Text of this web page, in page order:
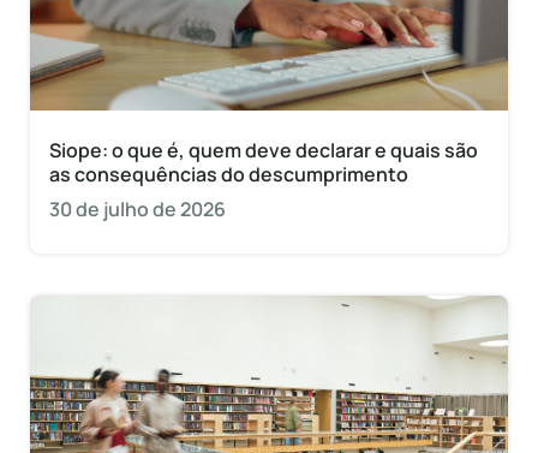
Siope: o que é, quem deve declarar e quais são
as consequências do descumprimento
30 de julho de 2026